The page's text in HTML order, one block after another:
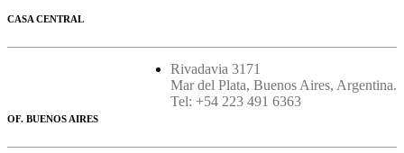
CASA CENTRAL
Rivadavia 3171
Mar del Plata, Buenos Aires, Argentina.
Tel: +54 223 491 6363
OF. BUENOS AIRES